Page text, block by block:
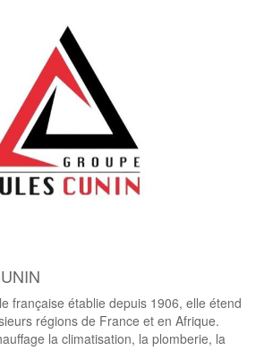
française établie depuis 1906, elle étend
régions de France et en Afrique.
la climatisation, la plomberie, la